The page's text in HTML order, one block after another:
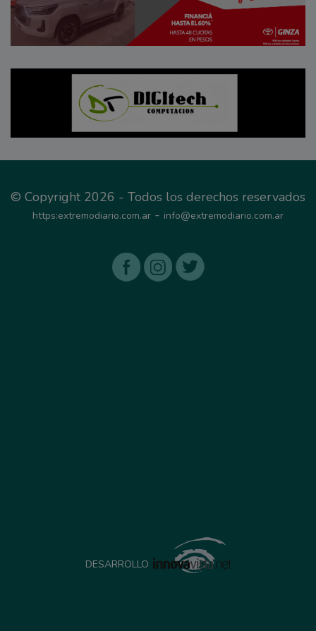
© Copyright 2026 - Todos los derechos reservados
https:extremodiario.com.ar - info@extremodiario.com.ar
DESARROLLO